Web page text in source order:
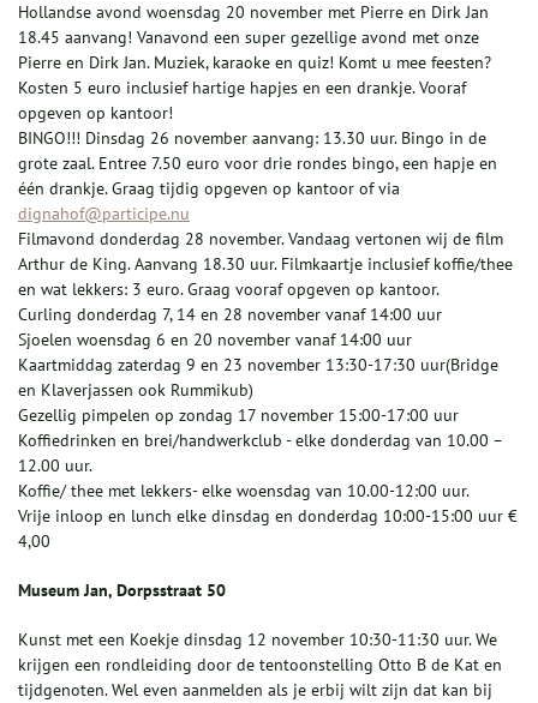
Hollandse avond woensdag 20 november met Pierre en Dirk Jan
18.45 aanvang! Vanavond een super gezellige avond met onze
Pierre en Dirk Jan. Muziek, karaoke en quiz! Komt u mee feesten?
Kosten 5 euro inclusief hartige hapjes en een drankje. Vooraf
opgeven op kantoor!
BINGO!!! Dinsdag 26 november aanvang: 13.30 uur. Bingo in de
grote zaal. Entree 7.50 euro voor drie rondes bingo, een hapje en
één drankje. Graag tijdig opgeven op kantoor of via
dignahof@participe.nu
Filmavond donderdag 28 november. Vandaag vertonen wij de film
Arthur de King. Aanvang 18.30 uur. Filmkaartje inclusief koffie/thee
en wat lekkers: 3 euro. Graag vooraf opgeven op kantoor.
Curling donderdag 7, 14 en 28 november vanaf 14:00 uur
Sjoelen woensdag 6 en 20 november vanaf 14:00 uur
Kaartmiddag zaterdag 9 en 23 november 13:30-17:30 uur(Bridge
en Klaverjassen ook Rummikub)
Gezellig pimpelen op zondag 17 november 15:00-17:00 uur
Koffiedrinken en brei/handwerkclub - elke donderdag van 10.00 –
12.00 uur.
Koffie/ thee met lekkers- elke woensdag van 10.00-12:00 uur.
Vrije inloop en lunch elke dinsdag en donderdag 10:00-15:00 uur €
4,00
Museum Jan, Dorpsstraat 50
Kunst met een Koekje dinsdag 12 november 10:30-11:30 uur. We
krijgen een rondleiding door de tentoonstelling Otto B de Kat en
tijdgenoten. Wel even aanmelden als je erbij wilt zijn dat kan bij